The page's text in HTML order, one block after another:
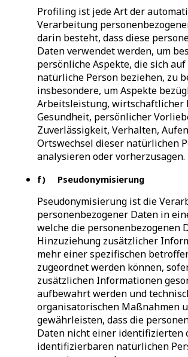
Profiling ist jede Art der
Verarbeitung
darin besteht, dass diese
Daten verwendet werden, um
persönliche Aspekte, die sich
natürliche Person beziehen, zu
insbesondere, um Aspekte
Arbeitsleistung, wirtschaftlicher
Gesundheit, persönlicher
Zuverlässigkeit, Verhalten,
Ortswechsel dieser natürlichen
analysieren oder vorherzusagen.
f) Pseudonymisierung
Pseudonymisierung ist die
personenbezogener Daten in
welche die personenbezogenen
Hinzuziehung zusätzlicher
mehr einer spezifischen
zugeordnet werden können,
zusätzlichen Informationen
aufbewahrt werden und
organisatorischen Maßnahmen
gewährleisten, dass die
Daten nicht einer identifizierten
identifizierbaren natürlichen